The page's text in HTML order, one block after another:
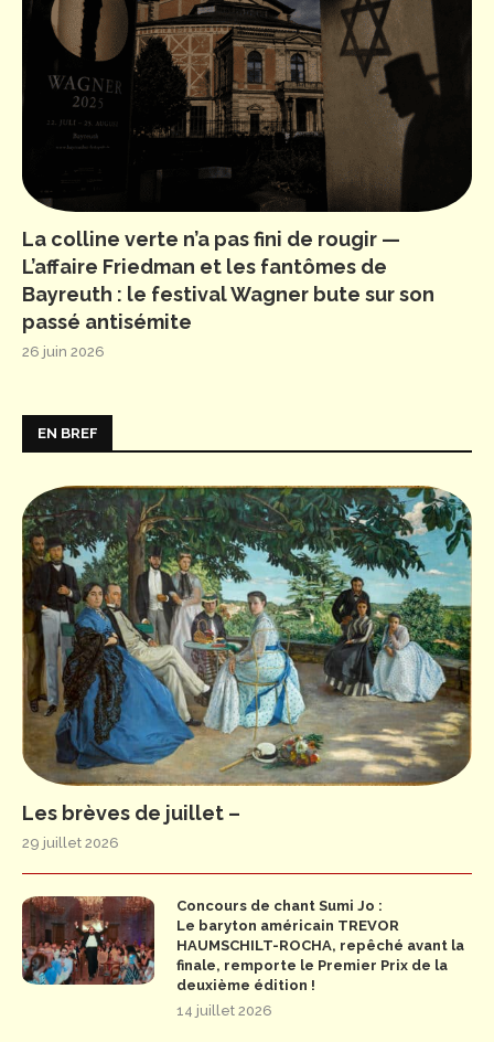
La colline verte n’a pas fini de rougir —
L’affaire Friedman et les fantômes de
Bayreuth : le festival Wagner bute sur son
passé antisémite
26 juin 2026
EN BREF
Les brèves de juillet –
29 juillet 2026
Concours de chant Sumi Jo :
Le baryton américain TREVOR
HAUMSCHILT-ROCHA, repêché avant la
finale, remporte le Premier Prix de la
deuxième édition !
14 juillet 2026